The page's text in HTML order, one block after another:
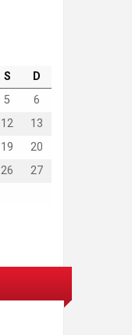
S
D
5
6
12
13
19
20
26
27